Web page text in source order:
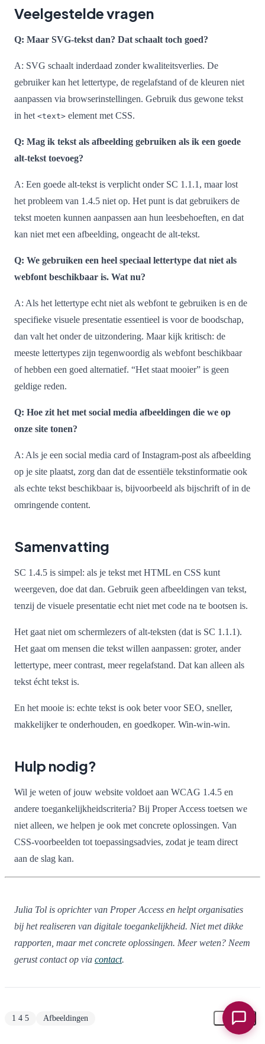
Veelgestelde vragen
Q: Maar SVG-tekst dan? Dat schaalt toch goed?
A: SVG schaalt inderdaad zonder kwaliteitsverlies. De
gebruiker kan het lettertype, de regelafstand of de kleuren niet
aanpassen via browserinstellingen. Gebruik dus gewone tekst
in het <text> element met CSS.
Q: Mag ik tekst als afbeelding gebruiken als ik een goede
alt-tekst toevoeg?
A: Een goede alt-tekst is verplicht onder SC 1.1.1, maar lost
het probleem van 1.4.5 niet op. Het punt is dat gebruikers de
tekst moeten kunnen aanpassen aan hun leesbehoeften, en dat
kan niet met een afbeelding, ongeacht de alt-tekst.
Q: We gebruiken een heel speciaal lettertype dat niet als
webfont beschikbaar is. Wat nu?
A: Als het lettertype echt niet als webfont te gebruiken is en de
specifieke visuele presentatie essentieel is voor de boodschap,
dan valt het onder de uitzondering. Maar kijk kritisch: de
meeste lettertypes zijn tegenwoordig als webfont beschikbaar
of hebben een goed alternatief. “Het staat mooier” is geen
geldige reden.
Q: Hoe zit het met social media afbeeldingen die we op
onze site tonen?
A: Als je een social media card of Instagram-post als afbeelding
op je site plaatst, zorg dan dat de essentiële tekstinformatie ook
als echte tekst beschikbaar is, bijvoorbeeld als bijschrift of in de
omringende content.
Samenvatting
SC 1.4.5 is simpel: als je tekst met HTML en CSS kunt
weergeven, doe dat dan. Gebruik geen afbeeldingen van tekst,
tenzij de visuele presentatie echt niet met code na te bootsen is.
Het gaat niet om schermlezers of alt-teksten (dat is SC 1.1.1).
Het gaat om mensen die tekst willen aanpassen: groter, ander
lettertype, meer contrast, meer regelafstand. Dat kan alleen als
tekst écht tekst is.
En het mooie is: echte tekst is ook beter voor SEO, sneller,
makkelijker te onderhouden, en goedkoper. Win-win-win.
Hulp nodig?
Wil je weten of jouw website voldoet aan WCAG 1.4.5 en
andere toegankelijkheidscriteria? Bij Proper Access toetsen we
niet alleen, we helpen je ook met concrete oplossingen. Van
CSS-voorbeelden tot toepassingsadvies, zodat je team direct
aan de slag kan.
Julia Tol is oprichter van Proper Access en helpt organisaties
bij het realiseren van digitale toegankelijkheid. Niet met dikke
rapporten, maar met concrete oplossingen. Meer weten? Neem
gerust contact op via contact.
1 4 5 Afbeeldingen Chat